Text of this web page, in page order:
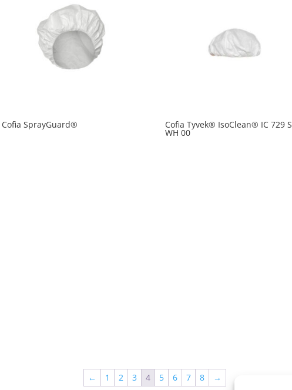
Cofia SprayGuard® Cofia Tyvek® IsoClean® IC 729 S
WH 00
← 1 2 3 4 5 6 7 8 →